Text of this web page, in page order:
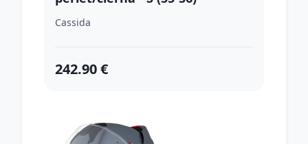
Cassida
242.90 €